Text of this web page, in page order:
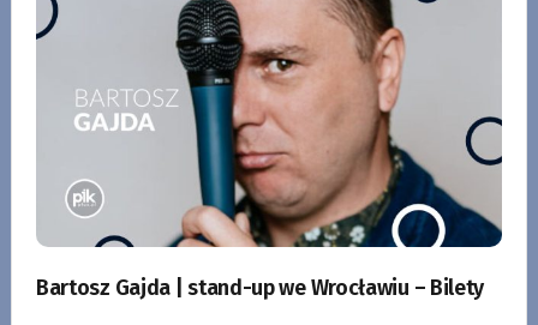
Bartosz Gajda | stand-up we Wrocławiu – Bilety